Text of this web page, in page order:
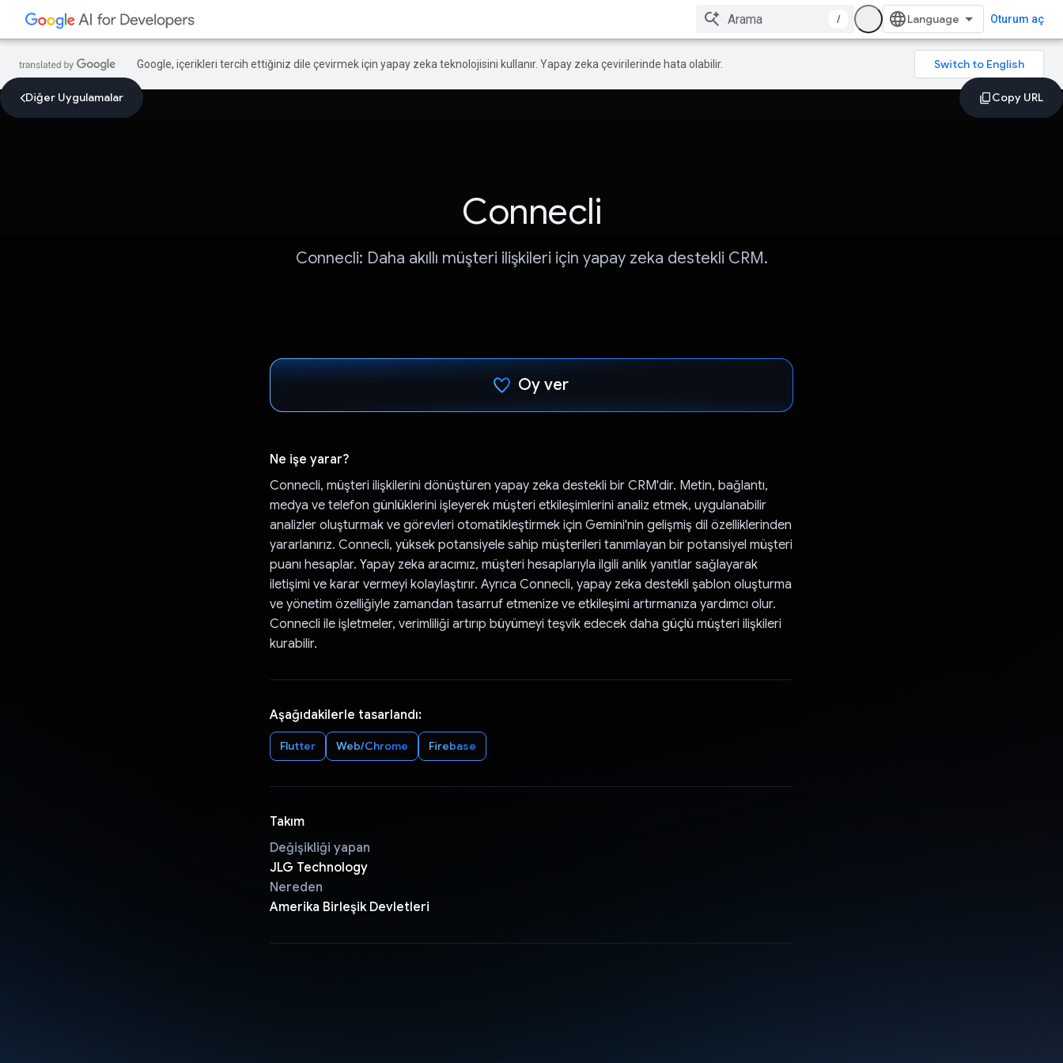
/ Oturum aç
Google, içerikleri tercih ettiğiniz dile çevirmek için yapay zeka teknolojisini kullanır. Yapay zeka çevirilerinde hata olabilir.
Diğer Uygulamalar
Connecli
Connecli: Daha akıllı müşteri ilişkileri için yapay zeka destekli CRM.
Oy ver
Ne işe yarar?
Connecli, müşteri ilişkilerini dönüştüren yapay zeka destekli bir CRM'dir. Metin, bağlantı,
medya ve telefon günlüklerini işleyerek müşteri etkileşimlerini analiz etmek, uygulanabilir
analizler oluşturmak ve görevleri otomatikleştirmek için Gemini'nin gelişmiş dil özelliklerinden
yararlanırız. Connecli, yüksek potansiyele sahip müşterileri tanımlayan bir potansiyel müşteri
puanı hesaplar. Yapay zeka aracımız, müşteri hesaplarıyla ilgili anlık yanıtlar sağlayarak
iletişimi ve karar vermeyi kolaylaştırır. Ayrıca Connecli, yapay zeka destekli şablon oluşturma
ve yönetim özelliğiyle zamandan tasarruf etmenize ve etkileşimi artırmanıza yardımcı olur.
Connecli ile işletmeler, verimliliği artırıp büyümeyi teşvik edecek daha güçlü müşteri ilişkileri
kurabilir.
Aşağıdakilerle tasarlandı:
Flutter Web/Chrome Firebase
Takım
Değişikliği yapan
JLG Technology
Nereden
Amerika Birleşik Devletleri